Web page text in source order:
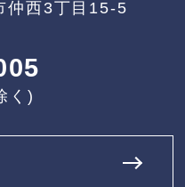
仲西3丁目15-5
く)